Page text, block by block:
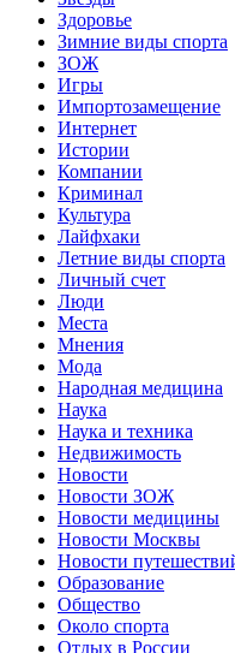
Здоровье
Зимние виды спорта
ЗОЖ
Игры
Импортозамещение
Интернет
Истории
Компании
Криминал
Культура
Лайфхаки
Летние виды спорта
Личный счет
Люди
Места
Мнения
Мода
Народная медицина
Наука
Наука и техника
Недвижимость
Новости
Новости ЗОЖ
Новости медицины
Новости Москвы
Новости
Образование
Общество
Около спорта
Отдых в России